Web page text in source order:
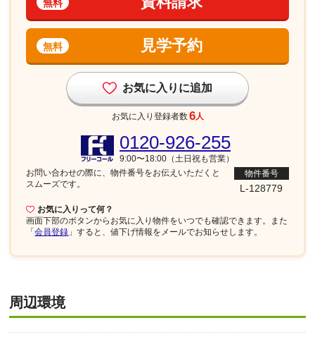
無料
見学予約
無料
お気に入りに追加
お気に入り登録者数6人
お気に入りって何？
画面下部のボタンからお気に入り物件をいつでも確認できます。また
「会員登録 」すると、値下げ情報をメールでお知らせします。
0120-926-255
9:00〜18:00（土日祝も営業）
お問い合わせの際に、物件番号をお伝えいただくと
スムーズです。
物件番号
L-128779
周辺環境